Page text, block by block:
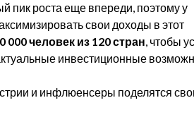
пик роста еще впереди, поэтому у
свои доходы в этот
000 человек из 120 стран, чтобы
инвестиционные
и инфлюенсеры поделятся